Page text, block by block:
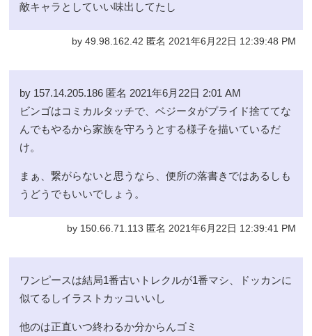
敵キャラとしていい味出してたし
by 49.98.162.42 匿名 2021年6月22日 12:39:48 PM
by 157.14.205.186 匿名 2021年6月22日 2:01 AM
ビンゴはコミカルタッチで、ベジータがプライド捨ててな
んでもやるから家族を守ろうとする様子を描いているだ
け。
まぁ、繋がらないと思うなら、便所の落書きではあるしも
うどうでもいいでしょう。
by 150.66.71.113 匿名 2021年6月22日 12:39:41 PM
ワンピースは結局1番古いトレクルが1番マシ、ドッカンに
似てるしイラストカッコいいし
他のは正直いつ終わるか分からんゴミ